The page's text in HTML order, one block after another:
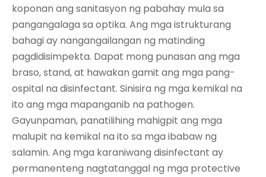
koponan ang sanitasyon ng pabahay mula sa
pangangalaga sa optika. Ang mga istrukturang
bahagi ay nangangailangan ng matinding
pagdidisimpekta. Dapat mong punasan ang mga
braso, stand, at hawakan gamit ang mga pang-
ospital na disinfectant. Sinisira ng mga kemikal na
ito ang mga mapanganib na pathogen.
Gayunpaman, panatilihing mahigpit ang mga
malupit na kemikal na ito sa mga ibabaw ng
salamin. Ang mga karaniwang disinfectant ay
permanenteng nagtatanggal ng mga protective